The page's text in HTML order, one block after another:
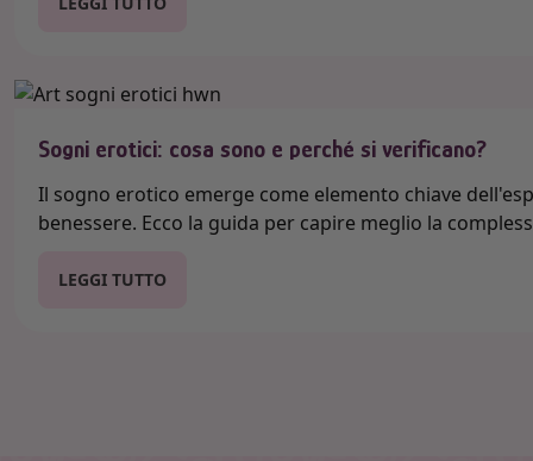
Sogni erotici: cosa sono e perché si verificano?
Il sogno erotico emerge come elemento chiave
benessere. Ecco la guida per capire meglio la
LEGGI TUTTO